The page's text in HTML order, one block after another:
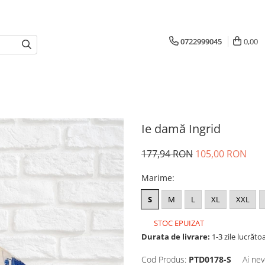
0722999045 0,00
Ie damă Ingrid
177,94 RON 105,00 RON
Marime:
S M L XL XXL
STOC EPUIZAT
Durata de livrare: 1-3 zile
Cod Produs: PTD0178-S Ai